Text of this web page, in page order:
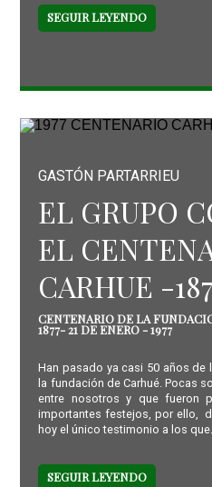
SEGUIR LEYENDO
GASTÓN PARTARRIEU
EL GRUPO
EL
CARHUE -
CENTENARIO DE LA
1877- 21 DE ENERO - 1977
Han pasado ya casi 50 años
la fundación de Carhué. Pocas
entre nosotros y que fueron
importantes festejos, por ello,
hoy el único testimonio a los
SEGUIR LEYENDO